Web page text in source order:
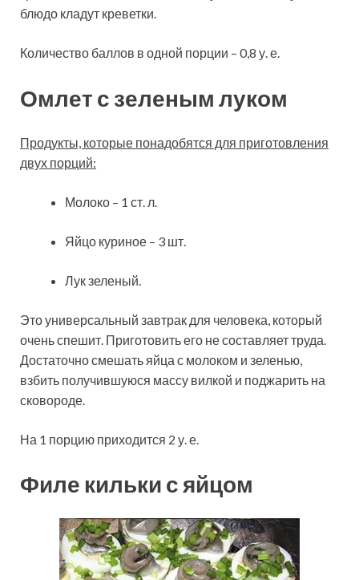
блюдо кладут креветки.
Количество баллов в одной порции – 0,8 у. е.
Омлет с зеленым луком
Продукты, которые понадобятся для приготовления
двух порций:
Молоко – 1 ст. л.
Яйцо куриное – 3 шт.
Лук зеленый.
Это универсальный завтрак для человека, который
очень спешит. Приготовить его не составляет труда.
Достаточно смешать яйца с молоком и зеленью,
взбить получившуюся массу вилкой и поджарить на
сковороде.
На 1 порцию приходится 2 у. е.
Филе кильки с яйцом